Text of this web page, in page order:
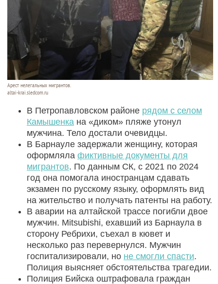
Арест нелегальных мигрантов.
altai-krai.sledcom.ru
В Петропавловском районе рядом с селом
Камышенка на «диком» пляже утонул
мужчина. Тело достали очевидцы.
В Барнауле задержали женщину, которая
оформляла фиктивные документы для
мигрантов. По данным СК, с 2021 по 2024
год она помогала иностранцам сдавать
экзамен по русскому языку, оформлять вид
на жительство и получать патенты на работу.
В аварии на алтайской трассе погибли двое
мужчин. Mitsubishi, ехавший из Барнаула в
сторону Ребрихи, съехал в кювет и
несколько раз перевернулся. Мужчин
госпитализировали, но не смогли спасти.
Полиция выясняет обстоятельства трагедии.
Полиция Бийска оштрафовала граждан